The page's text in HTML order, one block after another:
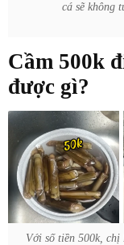
cá sẽ không
Cầm 500k
được gì?
Với số tiền 500k,